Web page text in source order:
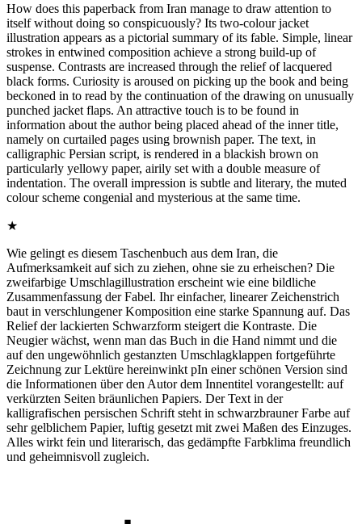
How does this paperback from Iran manage to draw attention to
itself without doing so conspicuously? Its two-colour jacket
illustration appears as a pictorial summary of its fable. Simple, linear
strokes in entwined composition achieve a strong build-up of
suspense. Contrasts are increased through the relief of lacquered
black forms. Curiosity is aroused on picking up the book and being
beckoned in to read by the continuation of the drawing on unusually
punched jacket flaps. An attractive touch is to be found in
information about the author being placed ahead of the inner title,
namely on curtailed pages using brownish paper. The text, in
calligraphic Persian script, is rendered in a blackish brown on
particularly yellowy paper, airily set with a double measure of
indentation. The overall impression is subtle and literary, the muted
colour scheme congenial and mysterious at the same time.
★
Wie gelingt es diesem Taschenbuch aus dem Iran, die
Aufmerksamkeit auf sich zu ziehen, ohne sie zu erheischen? Die
zweifarbige Umschlagillustration erscheint wie eine bildliche
Zusammenfassung der Fabel. Ihr einfacher, linearer Zeichenstrich
baut in verschlungener Komposition eine starke Spannung auf. Das
Relief der lackierten Schwarzform steigert die Kontraste. Die
Neugier wächst, wenn man das Buch in die Hand nimmt und die
auf den ungewöhnlich gestanzten Umschlagklappen fortgeführte
Zeichnung zur Lektüre hereinwinkt pIn einer schönen Version sind
die Informationen über den Autor dem Innentitel vorangestellt: auf
verkürzten Seiten bräunlichen Papiers. Der Text in der
kalligrafischen persischen Schrift steht in schwarzbrauner Farbe auf
sehr gelblichem Papier, luftig gesetzt mit zwei Maßen des Einzuges.
Alles wirkt fein und literarisch, das gedämpfte Farbklima freundlich
und geheimnisvoll zugleich.